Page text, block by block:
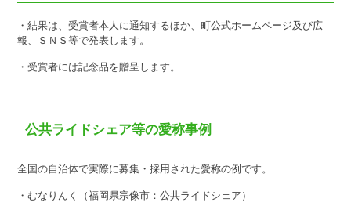
・結果は、受賞者本人に通知するほか、町公式ホームページ及び広
報、ＳＮＳ等で発表します。
・受賞者には記念品を贈呈します。
公共ライドシェア等の愛称事例
全国の自治体で実際に募集・採用された愛称の例です。
・むなりんく（福岡県宗像市：公共ライドシェア）